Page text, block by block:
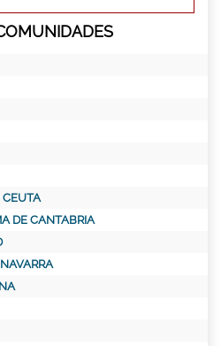
DE CANTABRIA